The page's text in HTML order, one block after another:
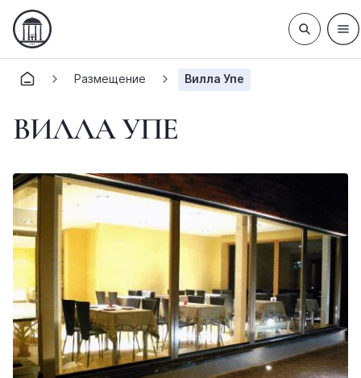
Размещение Вилла Упе
ВИЛЛА УПЕ